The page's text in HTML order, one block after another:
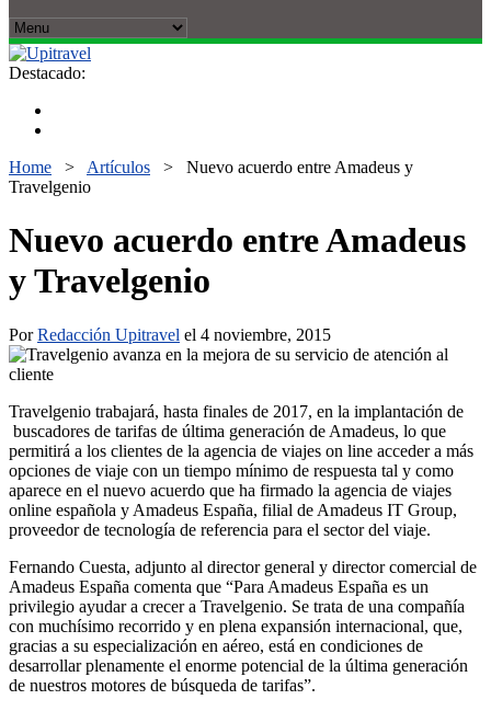
Destacado:
Home > Artículos > Nuevo acuerdo entre Amadeus y
Travelgenio
Nuevo acuerdo entre Amadeus
y Travelgenio
PorRedacción Upitravel el 4 noviembre, 2015
Travelgenio trabajará, hasta finales de 2017, en la implantación de
buscadores de tarifas de última generación de Amadeus, lo que
permitirá a los clientes de la agencia de viajes on line acceder a más
opciones de viaje con un tiempo mínimo de respuesta tal y como
aparece en el nuevo acuerdo que ha firmado la agencia de viajes
online española y Amadeus España, filial de Amadeus IT Group,
proveedor de tecnología de referencia para el sector del viaje.
Fernando Cuesta, adjunto al director general y director comercial de
Amadeus España comenta que “Para Amadeus España es un
privilegio ayudar a crecer a Travelgenio. Se trata de una compañía
con muchísimo recorrido y en plena expansión internacional, que,
gracias a su especialización en aéreo, está en condiciones de
desarrollar plenamente el enorme potencial de la última generación
de nuestros motores de búsqueda de tarifas”.